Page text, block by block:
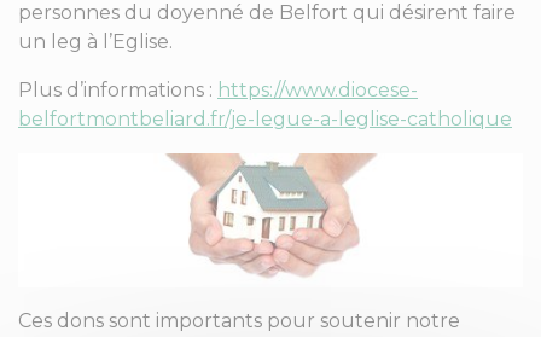
personnes du doyenné de Belfort qui désirent faire
un leg à l’Eglise.
Plus d’informations : https://www.diocese-
belfortmontbeliard.fr/je-legue-a-leglise-catholique
Ces dons sont importants pour soutenir notre